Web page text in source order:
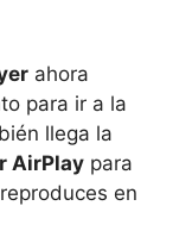
ahora
para ir a la
llega la
AirPlay para
en